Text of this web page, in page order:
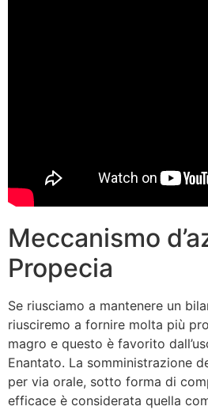
Meccanismo
Propecia
Se riusciamo a mantenere un
riusciremo a fornire molta più
magro e questo è favorito
Enantato. La somministrazione
per via orale, sotto forma di
efficace è considerata quella